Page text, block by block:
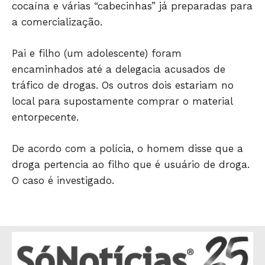
cocaína e várias “cabecinhas” já preparadas para
a comercialização.
Pai e filho (um adolescente) foram
encaminhados até a delegacia acusados de
tráfico de drogas. Os outros dois estariam no
local para supostamente comprar o material
entorpecente.
De acordo com a polícia, o homem disse que a
droga pertencia ao filho que é usuário de droga.
O caso é investigado.